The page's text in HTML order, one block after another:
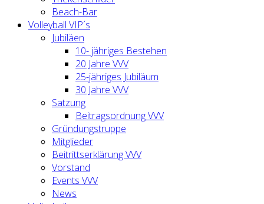
Beach-Bar
Volleyball VIP´s
Jubiläen
10- jähriges Bestehen
20 Jahre VVV
25-jähriges Jubiläum
30 Jahre VVV
Satzung
Beitragsordnung VVV
Gründungstruppe
Mitglieder
Beitrittserklärung VVV
Vorstand
Events VVV
News